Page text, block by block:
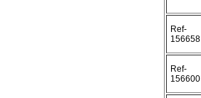
Ref-
156658
Ref-
156600